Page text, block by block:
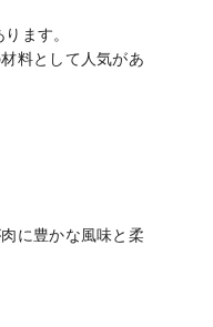
ます。
料として人気があ
に豊かな風味と柔